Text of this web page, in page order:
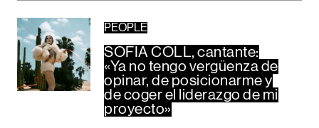
PEOPLE
SOFIA COLL, cantante:
«Ya no tengo vergüenza de
opinar, de posicionarme y
de coger el liderazgo de mi
proyecto»